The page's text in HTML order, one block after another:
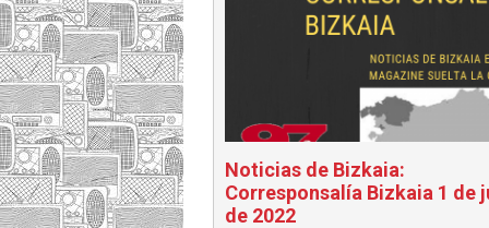
Noticias de Bizkaia:
Corresponsalía Bizkaia 1 de
de 2022